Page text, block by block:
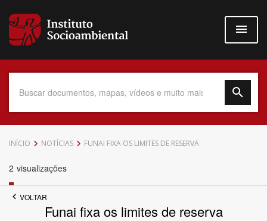
para
conteúdo
Data do Documento
Até
INÍCIO NOTÍCIAS FUNAI FIXA OS LIMITES DE RESERVA
2 visualizações
VOLTAR
Funai fixa os limites de reserva